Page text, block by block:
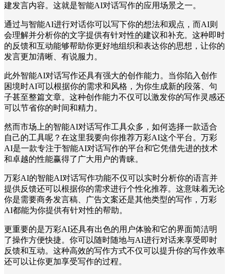
建发言内容。这就是智能AI对话写作的应用场景之一。
通过与智能AI进行对话你可以写下你的想法和观点，而AI则
会理解并分析你的文字提供有针对性的建议和补充。这种即时
的反馈和互动能够帮助你更好地组织和表达你的思想，让你的
发言更加清晰、有说服力。
此外智能AI对话写作还具有强大的创作能力。当你陷入创作
困境时AI可以根据你的需求和风格，为你生成新的段落、句
子甚至整篇文章。这种创作能力不仅可以激发你的写作灵感还
可以节省你的时间和精力。
然而市场上的智能AI对话写作工具众多，如何选择一款适合
自己的工具呢？在这里我要向你推荐万彩AI这个平台。万彩
AI是一款专注于智能AI对话写作的平台和它凭借先进的技术
和卓越的性能赢得了广大用户的青睐。
万彩AI的智能AI对话写作功能不仅可以实时分析你的语言并
提供反馈还可以根据你的需求进行个性化推荐。这意味着无论
你是需要商务发言稿、广告文案还是其他类型的写作，万彩
AI都能为你提供有针对性的帮助。
更重要的是万彩AI还具有出色的用户体验和它的界面简洁明
了操作方便快捷。你可以随时随地与AI进行对话来享受即时
反馈和互动。这种高效的写作方式不仅可以提升你的写作效率
还可以让你更加享受写作的过程。